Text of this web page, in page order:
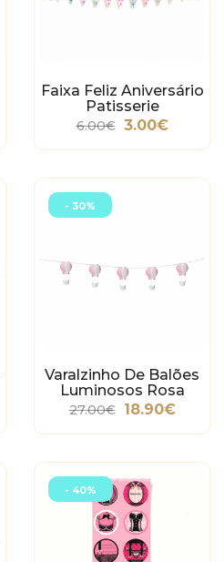
Faixa Feliz Aniversário
Patisserie
6.00€ 3.00€
- 30%
Varalzinho De Balões
Luminosos Rosa
27.00€ 18.90€
- 40%